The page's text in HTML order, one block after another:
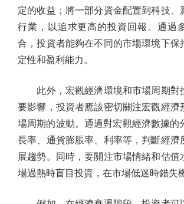
定的收益；將一部分資金配置到科技、
行業，以追求更高的投資回報。通過
合，投資者能夠在不同的市場環境下保
定性和盈利能力。
此外，宏觀經濟環境和市場周期對
要影響，投資者應該密切關注宏觀經濟
場周期的波動。通過對宏觀經濟數據的
長率、通貨膨脹率、利率等，判斷經濟
展趨勢。同時，要關注市場情緒和估值
場過熱時盲目投資，在市場低迷時錯失